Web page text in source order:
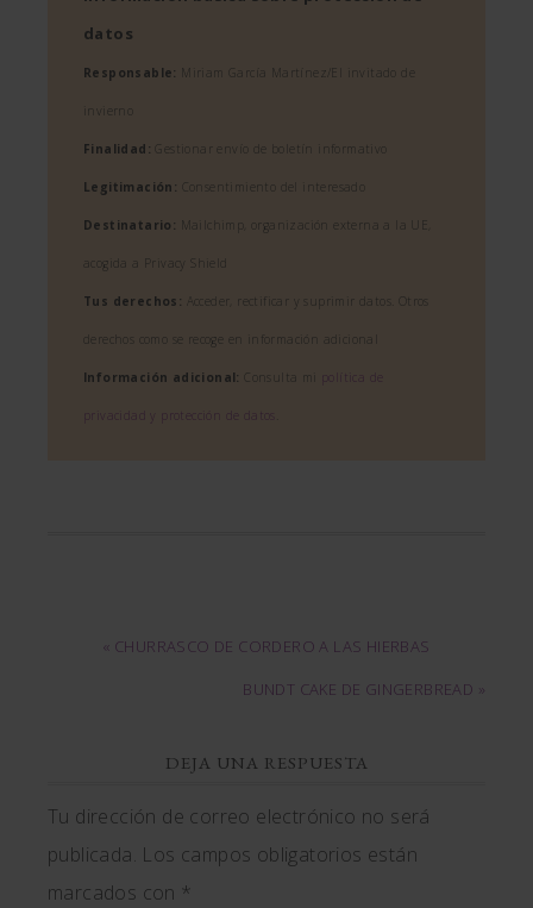
datos
Responsable: Miriam García Martínez/El invitado de
invierno
Finalidad: Gestionar envío de boletín informativo
Legitimación: Consentimiento del interesado
Destinatario: Mailchimp, organización externa a la UE,
acogida a Privacy Shield
Tus derechos: Acceder, rectificar y suprimir datos. Otros
derechos como se recoge en información adicional
Información adicional: Consulta mi política de
privacidad y protección de datos
« CHURRASCO DE CORDERO A LAS HIERBAS
BUNDT CAKE DE GINGERBREAD »
DEJA UNA RESPUESTA
Tu dirección de correo electrónico no será
publicada. Los campos obligatorios están
marcados con *